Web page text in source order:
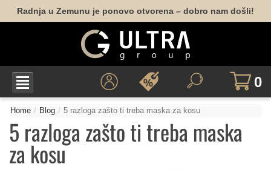
Radnja u Zemunu je ponovo otvorena – dobro nam došli!
0
Home Blog 5 razloga zašto ti treba maska za kosu
5 razloga zašto ti treba maska
za kosu